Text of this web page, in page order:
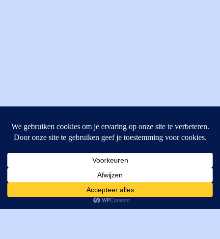
4462GE, Goes
T: +31 (0) 111-484438
M:parts@mitechniek.nl
VAT: NL862802295B01
Cookies helpen ons bij het leveren van onze diensten. Door
gebruik te maken van onze diensten, gaat u akkoord met ons
gebruik van cookies.